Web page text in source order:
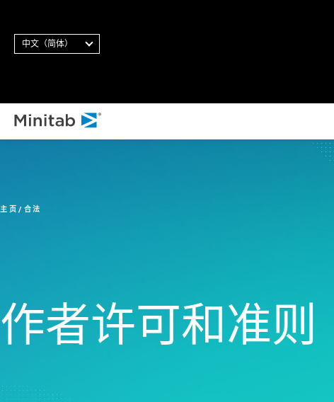
中文（简体）
所
主页 合法
作者许可和准则